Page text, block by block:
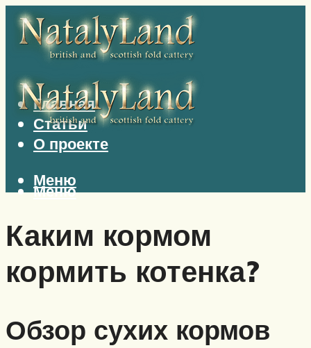
Главная
Статьи
О проекте
Меню
Меню
Каким кормом
кормить котенка?
Обзор сухих кормов